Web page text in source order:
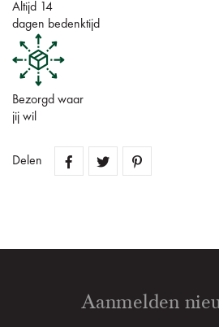
Altijd 14
dagen bedenktijd
Bezorgd waar
jij wil
Delen
Aanmelden